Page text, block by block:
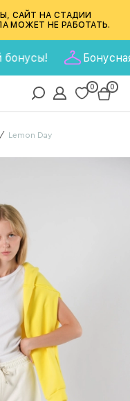
САЙТ НА СТАДИИ
МОЖЕТ НЕ РАБОТАТЬ.
Бонусная
0 0
/ Lemon Day